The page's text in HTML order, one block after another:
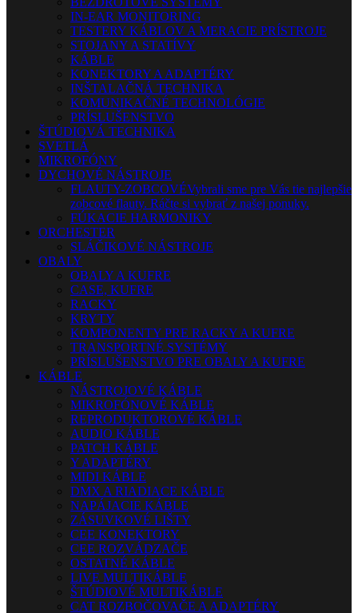
IN-EAR MONITORING
TESTERY KÁBLOV A MERACIE PRÍSTROJE
STOJANY A STATÍVY
KÁBLE
KONEKTORY A ADAPTÉRY
INŠTALAČNÁ TECHNIKA
KOMUNIKAČNÉ TECHNOLÓGIE
PRÍSLUŠENSTVO
ŠTÚDIOVÁ TECHNIKA
SVETLÁ
MIKROFÓNY
DYCHOVÉ NÁSTROJE
FLAUTY-ZOBCOVÉVybrali sme pre Vás tie najlepšie
zobcové flauty. Ráčte si vybrať z našej ponuky.
FÚKACIE HARMONIKY
ORCHESTER
SLÁČIKOVÉ NÁSTROJE
OBALY
OBALY A KUFRE
CASE, KUFRE
RACKY
KRYTY
KOMPONENTY PRE RACKY A KUFRE
TRANSPORTNÉ SYSTÉMY
PRÍSLUŠENSTVO PRE OBALY A KUFRE
KÁBLE
NÁSTROJOVÉ KÁBLE
MIKROFÓNOVÉ KÁBLE
REPRODUKTOROVÉ KÁBLE
AUDIO KÁBLE
PATCH KÁBLE
Y ADAPTÉRY
MIDI KÁBLE
DMX A RIADIACE KÁBLE
NAPÁJACIE KÁBLE
ZÁSUVKOVÉ LIŠTY
CEE KONEKTORY
CEE ROZVÁDZAČE
OSTATNÉ KÁBLE
LIVE MULTIKÁBLE
ŠTÚDIOVÉ MULTIKÁBLE
CAT ROZBOČOVAČE A ADAPTÉRY